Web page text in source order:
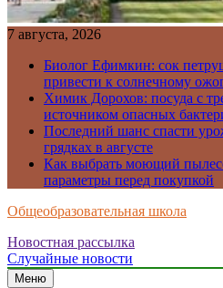
7 августа, 2026
Биолог Ефимкин: сок
привести к солнечному
Химик Дорохов: посуда с
источником опасных
Последний шанс спасти
грядках в августе
Как выбрать моющий
параметры перед покупкой
Общеобразовательная школа
Новостная рассылка
Случайные новости
Меню